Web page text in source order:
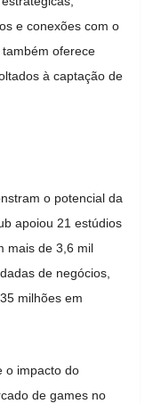
e conexões com o
oferece
à captação de
o potencial da
apoiou 21 estúdios
mais de 3,6 mil
de negócios,
milhões em
o impacto do
de games no